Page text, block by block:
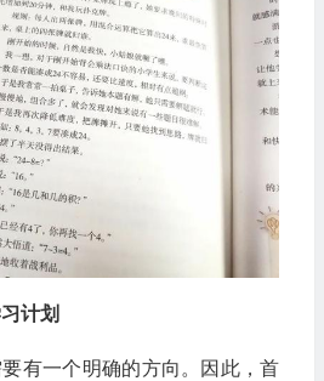
计划
有一个明确的方向。因此，首